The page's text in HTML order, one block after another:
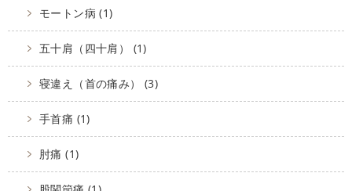
モートン病 (1)
五十肩（四十肩） (1)
寝違え（首の痛み） (3)
手首痛 (1)
肘痛 (1)